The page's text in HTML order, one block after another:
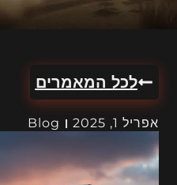
לכל המאמרים
אפריל 1, 2025 Blog